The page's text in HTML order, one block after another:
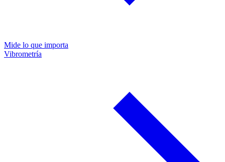
Mide lo que importa
Vibrometría